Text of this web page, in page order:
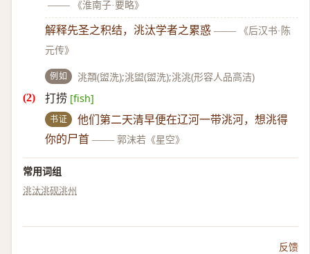
—— 《淮南子·要略》
解释先圣之积结，洮汰学者之累惑 ——
《后汉书·陈
元传》
例如 洮頮(盥洗);洮盥(盥洗);洮洮(形容人品高洁)
打捞 [fish]
书证
他们第二天清早便在辽河一带洮河，想洮得
你的尸首 —— 郭沫若《星空》
常用词组
洮汰洮砚洮州
反馈